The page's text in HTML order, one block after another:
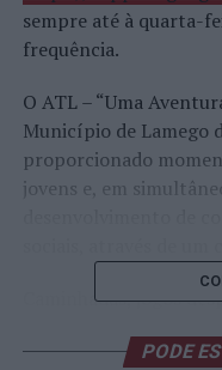
sempre até à quarta-
frequência.
O ATL – “Uma
Município de Lamego
proporcionado
jovens e, em
Caminhadas, jogos
iniciativas, têmPODE